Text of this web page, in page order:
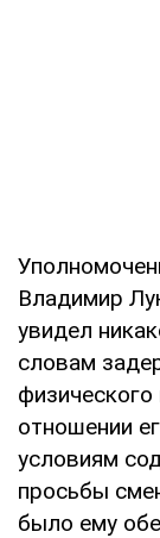
Владимир
увидел
словам
отношении
условиям
просьбы
было ему